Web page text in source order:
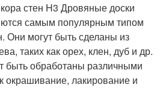
стен H3 Дровяные доски
самым популярным типом
Они могут быть сделаны из
таких как орех, клен, дуб и др.
быть обработаны различными
окрашивание, лакирование и